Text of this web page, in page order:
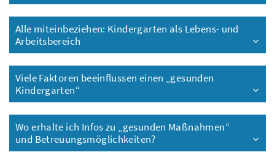
Alle miteinbeziehen: Kindergarten als Lebens- und
Arbeitsbereich
Viele Faktoren beeinflussen einen „gesunden
Kindergarten“
Wo erhalte ich Infos zu „gesunden Maßnahmen“
und Betreuungsmöglichkeiten?